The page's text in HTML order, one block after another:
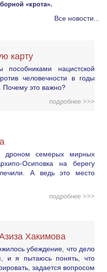
«крота».
Все новости...
карту
нацистской
человечности в годы
Почему это важно?
подробнее >>>
дроном семерых мирных
Осиповка на берегу
А ведь это место
подробнее >>>
Хакимова
убеждение, что дело
и я пытаюсь понять, что
задается вопросом